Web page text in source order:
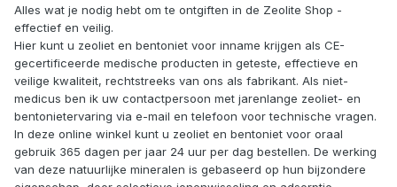
Alles wat je nodig hebt om te ontgiften in de Zeolite Shop -
effectief en veilig.
Hier kunt u zeoliet en bentoniet voor inname krijgen als CE-
gecertificeerde medische producten in geteste, effectieve en
veilige kwaliteit, rechtstreeks van ons als fabrikant. Als niet-
medicus ben ik uw contactpersoon met jarenlange zeoliet- en
bentonietervaring via e-mail en telefoon voor technische vragen.
In deze online winkel kunt u zeoliet en bentoniet voor oraal
gebruik 365 dagen per jaar 24 uur per dag bestellen. De werking
van deze natuurlijke mineralen is gebaseerd op hun bijzondere